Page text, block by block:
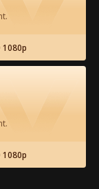
du
les épisodes
1080p
1080p